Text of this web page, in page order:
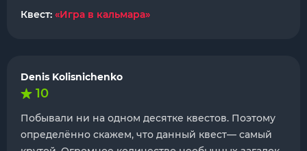
Квест: «Игра в кальмара»
Denis Kolisnichenko
10
Побывали ни на одном десятке квестов. Поэтому
определённо скажем, что данный квест— самый